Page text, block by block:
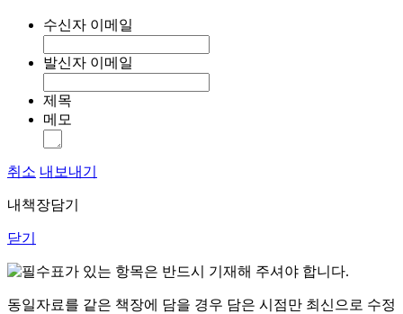
수신자 이메일
발신자 이메일
제목
메모
취소 내보내기
내책장담기
닫기
표가 있는 항목은 반드시 기재해 주셔야 합니다.
동일자료를 같은 책장에 담을 경우 담은 시점만 최신으로 수정